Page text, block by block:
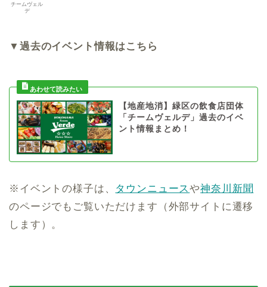
チームヴェル
デ
▼過去のイベント情報はこちら
【地産地消】緑区の飲食店団体
「チームヴェルデ」過去のイベ
ント情報まとめ！
※イベントの様子は、 タウンニュースや神奈川新聞
のページでもご覧いただけます（外部サイトに遷移
します）。